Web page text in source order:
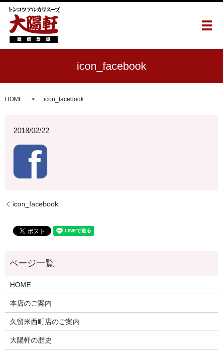
メ
icon_facebook
HOME icon_facebook
2018/02/22
icon_facebook
HOME
本店のご案内
久留米西町店のご案内
大陽軒の歴史